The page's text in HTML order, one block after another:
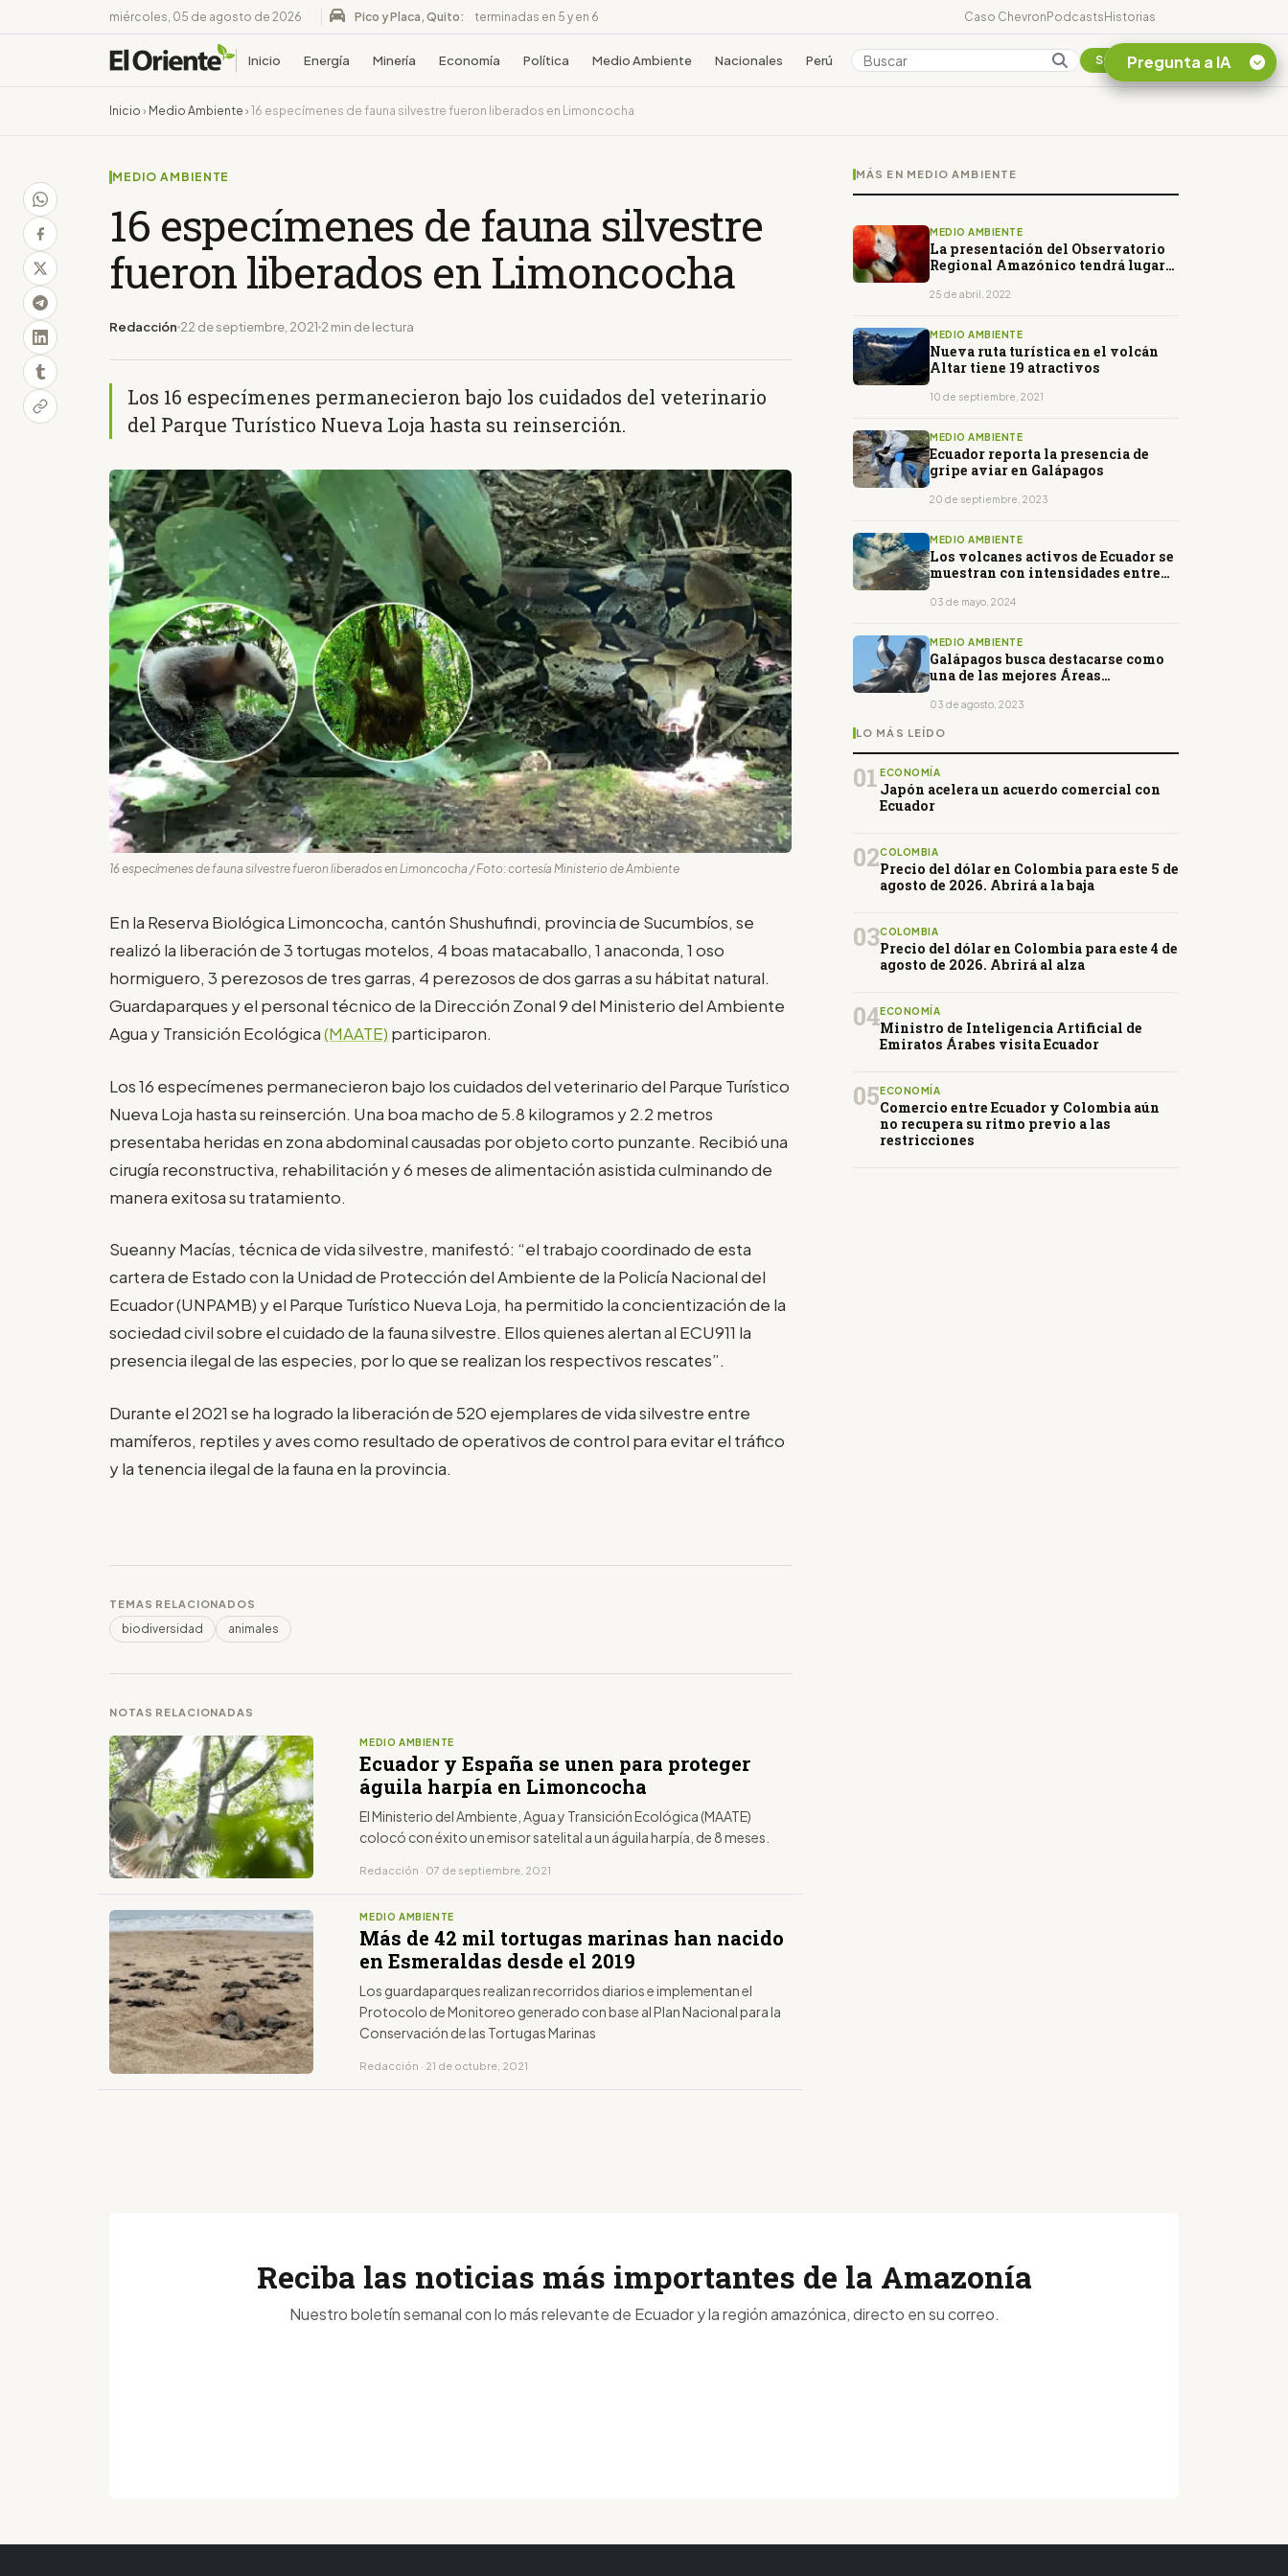
miércoles, 05 de agosto de 2026 Pico y Placa, Quito: terminadas en 5 y en 6 Caso ChevronPodcastsHistorias
Inicio Energía Minería Economía Política Medio Ambiente Nacionales Perú Colombia Suscribirse
Inicio › Medio Ambiente › 16 especímenes de fauna silvestre fueron liberados en Limoncocha
MEDIO AMBIENTE
16 especímenes de fauna silvestre
fueron liberados en Limoncocha
Redacción 22 de septiembre, 2021 2 min de lectura
Los 16 especímenes permanecieron bajo los cuidados del veterinario
del Parque Turístico Nueva Loja hasta su reinserción.
16 especímenes de fauna silvestre fueron liberados en Limoncocha / Foto: cortesía Ministerio de Ambiente
En la Reserva Biológica Limoncocha, cantón Shushufindi, provincia de Sucumbíos, se
realizó la liberación de 3 tortugas motelos, 4 boas matacaballo, 1 anaconda, 1 oso
hormiguero, 3 perezosos de tres garras, 4 perezosos de dos garras a su hábitat natural.
Guardaparques y el personal técnico de la Dirección Zonal 9 del Ministerio del Ambiente
Agua y Transición Ecológica(MAATE) participaron.
Los 16 especímenes permanecieron bajo los cuidados del veterinario del Parque Turístico
Nueva Loja hasta su reinserción. Una boa macho de 5.8 kilogramos y 2.2 metros
presentaba heridas en zona abdominal causadas por objeto corto punzante. Recibió una
cirugía reconstructiva, rehabilitación y 6 meses de alimentación asistida culminando de
manera exitosa su tratamiento.
Sueanny Macías, técnica de vida silvestre, manifestó: “el trabajo coordinado de esta
cartera de Estado con la Unidad de Protección del Ambiente de la Policía Nacional del
Ecuador (UNPAMB) y el Parque Turístico Nueva Loja, ha permitido la concientización de la
sociedad civil sobre el cuidado de la fauna silvestre. Ellos quienes alertan al ECU911 la
presencia ilegal de las especies, por lo que se realizan los respectivos rescates”.
Durante el 2021 se ha logrado la liberación de 520 ejemplares de vida silvestre entre
mamíferos, reptiles y aves como resultado de operativos de control para evitar el tráfico
y la tenencia ilegal de la fauna en la provincia.
TEMAS RELACIONADOS
biodiversidad animales
NOTAS RELACIONADAS
MEDIO AMBIENTE
Ecuador y España se unen para proteger
águila harpía en Limoncocha
El Ministerio del Ambiente, Agua y Transición Ecológica (MAATE)
colocó con éxito un emisor satelital a un águila harpía, de 8 meses.
Redacción · 07 de septiembre, 2021
MEDIO AMBIENTE
Más de 42 mil tortugas marinas han nacido
en Esmeraldas desde el 2019
Los guardaparques realizan recorridos diarios e implementan el
Protocolo de Monitoreo generado con base al Plan Nacional para la
Conservación de las Tortugas Marinas
Redacción · 21 de octubre, 2021
MÁS EN MEDIO AMBIENTE
MEDIO AMBIENTE
La presentación del Observatorio
Regional Amazónico tendrá lugar
25 de abril, 2022
MEDIO AMBIENTE
Nueva ruta turística en el volcán
Altar tiene 19 atractivos
10 de septiembre, 2021
MEDIO AMBIENTE
Ecuador reporta la presencia de
gripe aviar en Galápagos
20 de septiembre, 2023
MEDIO AMBIENTE
Los volcanes activos de Ecuador se
muestran con intensidades entre
03 de mayo, 2024
MEDIO AMBIENTE
Galápagos busca destacarse como
una de las mejores Áreas
03 de agosto, 2023
LO MÁS LEÍDO
01 ECONOMÍA
Japón acelera un acuerdo comercial con
Ecuador
02COLOMBIA
Precio del dólar en Colombia para este 5 de
agosto de 2026. Abrirá a la baja
03COLOMBIA
Precio del dólar en Colombia para este 4 de
agosto de 2026. Abrirá al alza
04ECONOMÍA
Ministro de Inteligencia Artificial de
Emiratos Árabes visita Ecuador
05 ECONOMÍA
Comercio entre Ecuador y Colombia aún
no recupera su ritmo previo a las
restricciones
Pregunta a IA
¿En que consiste la
Reciba las noticias más importantes de la Amazonía
Nuestro boletín semanal con lo más relevante de Ecuador y la región amazónica, directo en su correo.